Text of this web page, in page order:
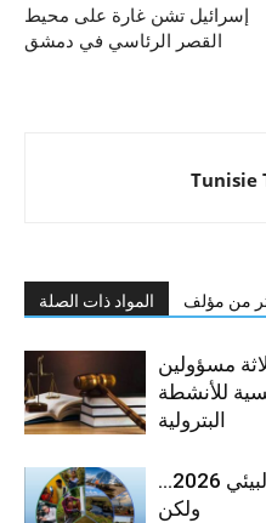
إسرائيل تشن غارة على محيط
القصر الرئاسي في دمشق
Tunisie
المواد ذات الصلة من مؤلف
مسؤولين
للأنشطة
البترولية
تونس تتقدم في مؤشر الأداء البيئي 2026…
ولكن